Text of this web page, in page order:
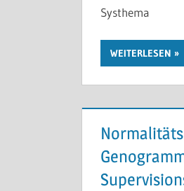
Systhema
WEITERLESEN